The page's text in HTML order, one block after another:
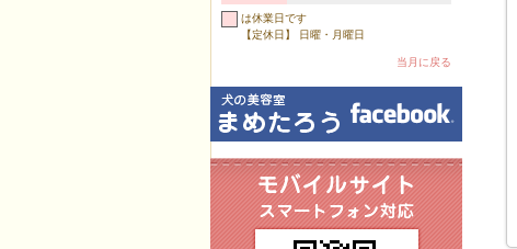
は休業日です
【定休日】 日曜・月曜日
当月に戻る